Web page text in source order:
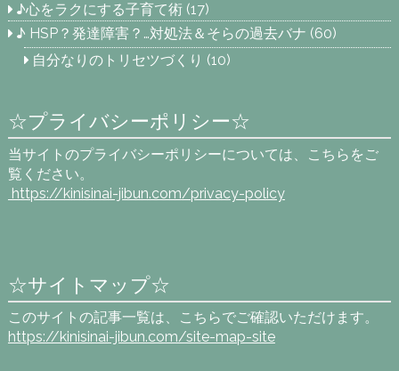
♪心をラクにする子育て術 (17)
♪ HSP？発達障害？…対処法＆そらの過去バナ (60)
自分なりのトリセツづくり (10)
☆プライバシーポリシー☆
当サイトのプライバシーポリシーについては、こちらをご
覧ください。
https://kinisinai-jibun.com/privacy-policy
☆サイトマップ☆
このサイトの記事一覧は、こちらでご確認いただけます。
https://kinisinai-jibun.com/site-map-site